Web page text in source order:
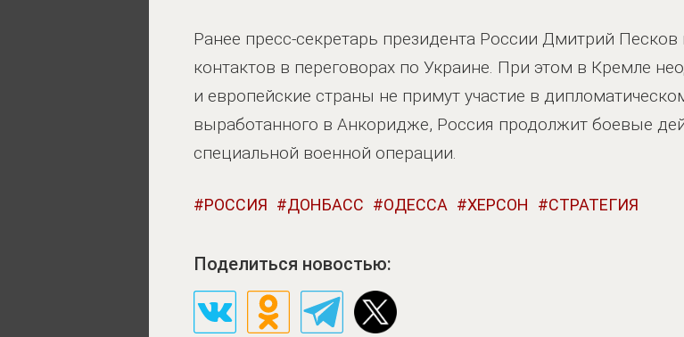
Ранее пресс-секретарь президента России Дмитрий
контактов в переговорах по Украине. При этом в Кремле
и европейские страны не примут участие в
выработанного в Анкоридже, Россия продолжит боевые
специальной военной операции.
РОССИЯ ДОНБАСС ОДЕССА ХЕРСОН СТРАТЕГИЯ
Поделиться новостью: